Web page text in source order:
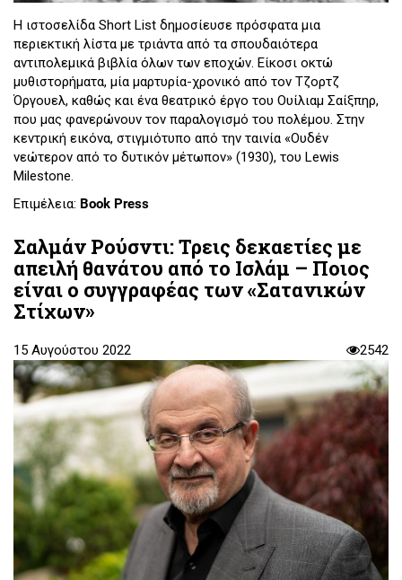
Η ιστοσελίδα Short List δημοσίευσε πρόσφατα μια
περιεκτική λίστα με τριάντα από τα σπουδαιότερα
αντιπολεμικά βιβλία όλων των εποχών. Είκοσι οκτώ
μυθιστορήματα, μία μαρτυρία-χρονικό από τον Τζορτζ
Όργουελ, καθώς και ένα θεατρικό έργο του Ουίλιαμ Σαίξπηρ,
που μας φανερώνουν τον παραλογισμό του πολέμου. Στην
κεντρική εικόνα, στιγμιότυπο από την ταινία «Ουδέν
νεώτερον από το δυτικόν μέτωπον» (1930), του Lewis
Milestone.
Επιμέλεια: Book Press
Σαλμάν Ρούσντι: Τρεις δεκαετίες με
απειλή θανάτου από το Ισλάμ – Ποιος
είναι ο συγγραφέας των «Σατανικών
Στίχων»
15 Αυγούστου 2022 2542